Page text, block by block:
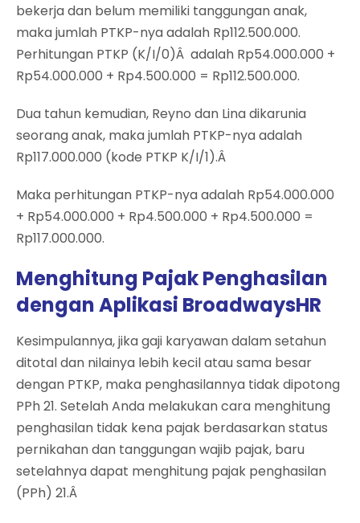
bekerja dan belum memiliki tanggungan anak,
maka jumlah PTKP-nya adalah Rp112.500.000.
Perhitungan PTKP (K/I/0)Â adalah Rp54.000.000 +
Rp54.000.000 + Rp4.500.000 = Rp112.500.000.
Dua tahun kemudian, Reyno dan Lina dikarunia
seorang anak, maka jumlah PTKP-nya adalah
Rp117.000.000 (kode PTKP K/I/1).Â
Maka perhitungan PTKP-nya adalah Rp54.000.000
+ Rp54.000.000 + Rp4.500.000 + Rp4.500.000 =
Rp117.000.000.
Menghitung Pajak Penghasilan
dengan Aplikasi BroadwaysHR
Kesimpulannya, jika gaji karyawan dalam setahun
ditotal dan nilainya lebih kecil atau sama besar
dengan PTKP, maka penghasilannya tidak dipotong
PPh 21. Setelah Anda melakukan cara menghitung
penghasilan tidak kena pajak berdasarkan status
pernikahan dan tanggungan wajib pajak, baru
setelahnya dapat menghitung pajak penghasilan
(PPh) 21.Â